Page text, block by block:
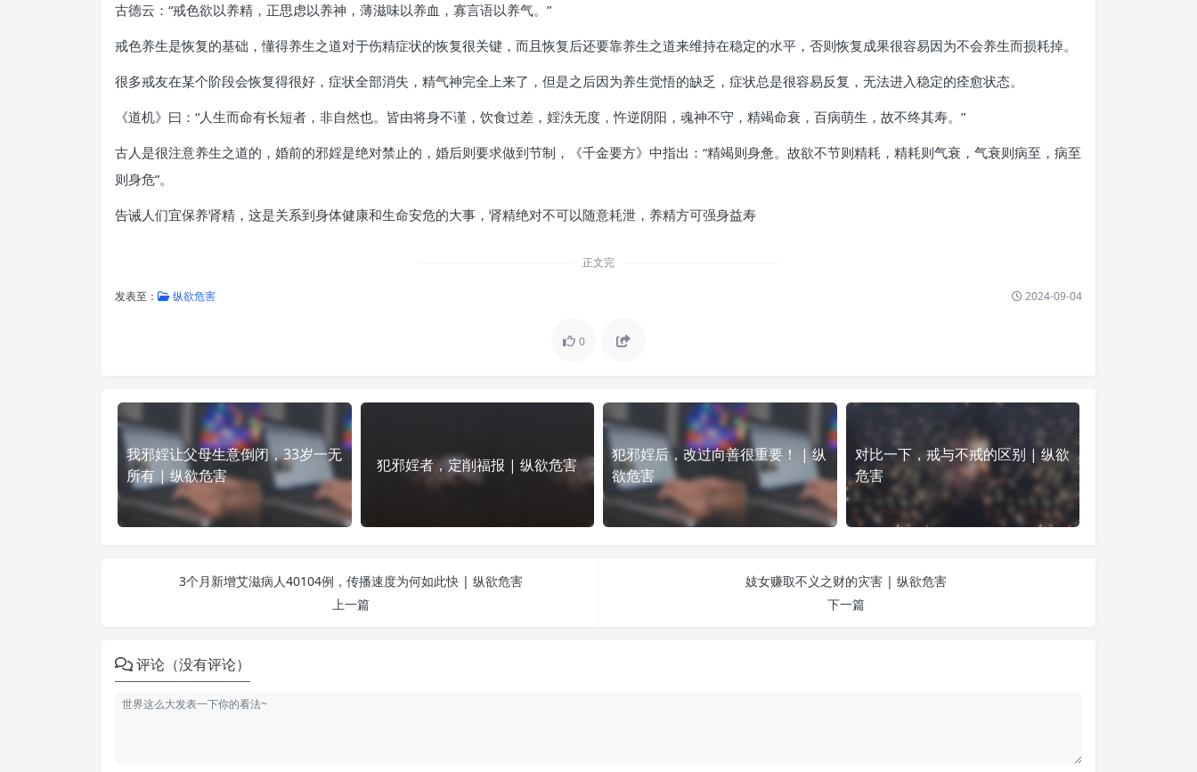
古德云：“戒色欲以养精，正思虑以养神，薄滋味以养血，寡言语以养气。”
戒色养生是恢复的基础，懂得养生之道对于伤精症状的恢复很关键，而且恢复后还要靠养生之道来维持在稳定的水平，否则恢复成果很容易因为不会养生而损耗掉。
很多戒友在某个阶段会恢复得很好，症状全部消失，精气神完全上来了，但是之后因为养生觉悟的缺乏，症状总是很容易反复，无法进入稳定的痊愈状态。
《道机》曰：“人生而命有长短者，非自然也。皆由将身不谨，饮食过差，婬泆无度，忤逆阴阳，魂神不守，精竭命衰，百病萌生，故不终其寿。”
古人是很注意养生之道的，婚前的邪婬是绝对禁止的，婚后则要求做到节制，《千金要方》中指出：“精竭则身惫。故欲不节则精耗，精耗则气衰，气衰则病至，病至
则身危”。
告诫人们宜保养肾精，这是关系到身体健康和生命安危的大事，肾精绝对不可以随意耗泄，养精方可强身益寿
正文完
发表至： 纵欲危害 2024-09-04
0
我邪婬让父母生意倒闭，33岁一无
所有 | 纵欲危害
犯邪婬者，定削福报 | 纵欲危害
犯邪婬后，改过向善很重要！ | 纵
欲危害
对比一下，戒与不戒的区别 | 纵欲
危害
3个月新增艾滋病人40104例，传播速度为何如此快 | 纵欲危害
上一篇
妓女赚取不义之财的灾害 | 纵欲危害
下一篇
评论（没有评论）